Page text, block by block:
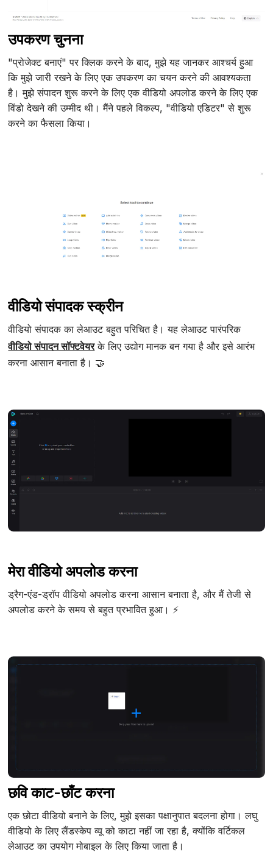
उपकरण चुनना
"प्रोजेक्ट बनाएं" पर क्लिक करने के बाद, मुझे यह जानकर आश्चर्य हुआ
कि मुझे जारी रखने के लिए एक उपकरण का चयन करने की आवश्यकता
है। मुझे संपादन शुरू करने के लिए एक वीडियो अपलोड करने के लिए एक
विंडो देखने की उम्मीद थी। मैंने पहले विकल्प, "वीडियो एडिटर" से शुरू
करने का फैसला किया।
वीडियो संपादक स्क्रीन
वीडियो संपादक का लेआउट बहुत परिचित है। यह लेआउट पारंपरिक
वीडियो संपादन सॉफ्टवेयरके लिए उद्योग मानक बन गया है और इसे आरंभ
करना आसान बनाता है। 🤝
मेरा वीडियो अपलोड करना
ड्रैग-एंड-ड्रॉप वीडियो अपलोड करना आसान बनाता है, और मैं तेजी से
अपलोड करने के समय से बहुत प्रभावित हुआ। ⚡
छवि काट-छाँट करना
एक छोटा वीडियो बनाने के लिए, मुझे इसका पक्षानुपात बदलना होगा। लघु
वीडियो के लिए लैंडस्केप व्यू को काटा नहीं जा रहा है, क्योंकि वर्टिकल
लेआउट का उपयोग मोबाइल के लिए किया जाता है।